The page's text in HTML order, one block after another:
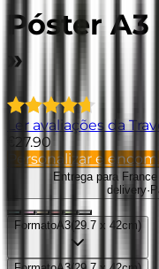
Póster
»
Ler avaliações da
€27.90
Personalizar e
Entrega para France
delivery·
FormatoA3( 29.7 x 42cm)